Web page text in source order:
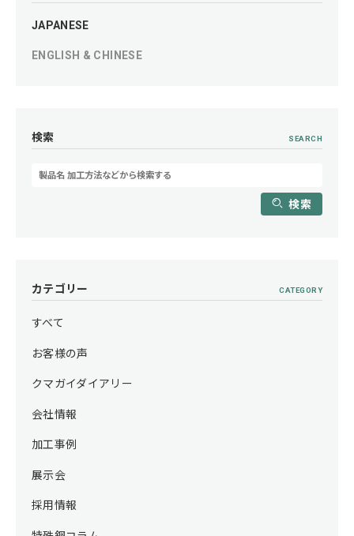
JAPANESE
ENGLISH & CHINESE
検索 SEARCH
検索
カテゴリー CATEGORY
すべて
お客様の声
クマガイダイアリー
会社情報
加工事例
展示会
採用情報